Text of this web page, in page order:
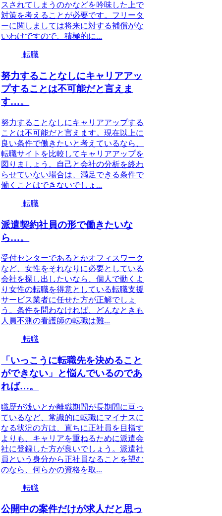
スされてしまうのかなどを吟味した上で
対策を考えることが必要です。フリータ
ーに関しましては将来に対する補償がな
いわけですので、積極的に...
転職
努力することなしにキャリアアッ
プすることは不可能だと言えま
す…。
努力することなしにキャリアアップする
ことは不可能だと言えます。現在以上に
良い条件で働きたいと考えているなら、
転職サイトを比較してキャリアアップを
図りましょう。自己と会社の分析を終わ
らせていない場合は、満足できる条件で
働くことはできないでしょ...
転職
派遣契約社員の形で働きたいな
ら…。
受付センターであるとかオフィスワーク
など、女性をそれなりに必要としている
会社を探し出したいなら、個人で動くよ
り女性の転職を得意としている転職支援
サービス業者に任せた方が正解でしょ
う。条件を問わなければ、どんなときも
人員不測の看護師の転職は難...
転職
「いっこうに転職先を決めること
ができない」と悩んでいるのであ
れば…。
職歴が浅いとか離職期間が長期間に亘っ
ているなど、常識的に転職にマイナスに
なる状況の方は、直ちに正社員を目指す
よりも、キャリアを重ねるために派遣会
社に登録した方が良いでしょう。派遣社
員という身分から正社員なることを望む
のなら、何らかの資格を取...
転職
公開中の案件だけが求人だと思っ